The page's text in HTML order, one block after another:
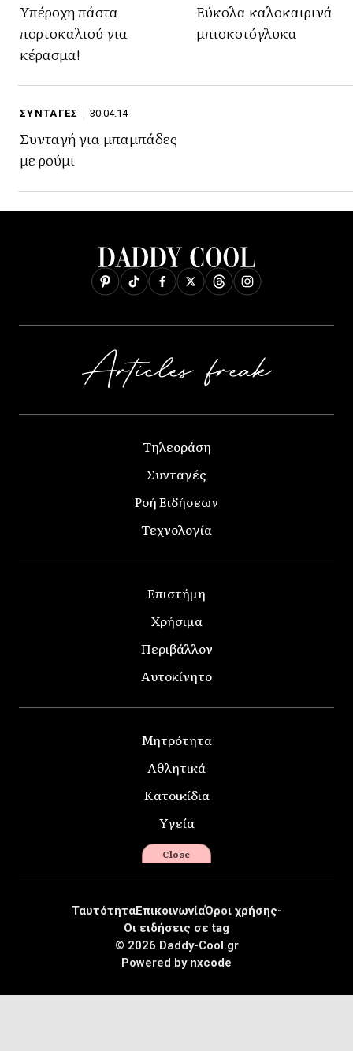
Υπέροχη πάστα
πορτοκαλιού για
κέρασμα!
Εύκολα καλοκαιρινά
μπισκοτόγλυκα
ΣΥΝΤΑΓΕΣ 30.04.14
Συνταγή για μπαμπάδες
με ρούμι
Τηλεοράση
Συνταγές
Ροή Ειδήσεων
Τεχνολογία
Επιστήμη
Χρήσιμα
Περιβάλλον
Αυτοκίνητο
Μητρότητα
Αθλητικά
Κατοικίδια
Υγεία
© 2026 Daddy-Cool.gr
ΤαυτότηταΕπικοινωνίαΌροι χρήσης-
Οι ειδήσεις σε tag
Powered by nxcode
Close